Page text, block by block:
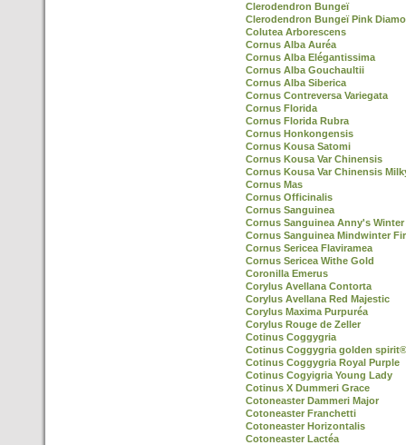
Clerodendron Bungeï
Clerodendron Bungeï Pink
Colutea Arborescens
Cornus Alba Auréa
Cornus Alba Elégantissima
Cornus Alba Gouchaultii
Cornus Alba Siberica
Cornus Contreversa Variegata
Cornus Florida
Cornus Florida Rubra
Cornus Honkongensis
Cornus Kousa Satomi
Cornus Kousa Var Chinensis
Cornus Kousa Var Chinensis
Cornus Mas
Cornus Officinalis
Cornus Sanguinea
Cornus Sanguinea Anny's Winter
Cornus Sanguinea Mindwinter
Cornus Sericea Flaviramea
Cornus Sericea Withe Gold
Coronilla Emerus
Corylus Avellana Contorta
Corylus Avellana Red Majestic
Corylus Maxima Purpuréa
Corylus Rouge de Zeller
Cotinus Coggygria
Cotinus Coggygria golden spirit®
Cotinus Coggygria Royal Purple
Cotinus Cogyigria Young Lady
Cotinus X Dummeri Grace
Cotoneaster Dammeri Major
Cotoneaster Franchetti
Cotoneaster Horizontalis
Cotoneaster Lactéa